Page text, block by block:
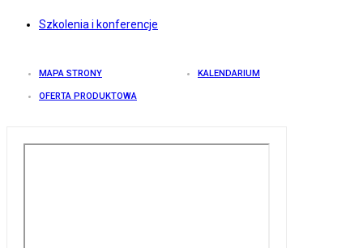
Szkolenia i konferencje
MAPA STRONY KALENDARIUM
OFERTA PRODUKTOWA